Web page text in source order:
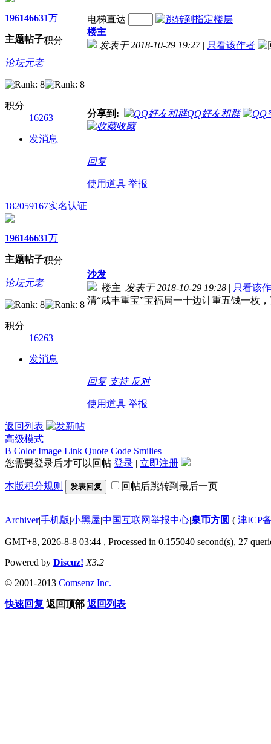
1961
主题
4663
帖子
1万
积分
论坛元老
积分
16263
发消息
电梯直达
楼主
发表于 2018-10-29 19:27 | 只看该作者
分享到:
QQ好友和群
收藏
回复
使用道具 举报
182059167实名认证
1961
主题
4663
帖子
1万
积分
论坛元老
积分
16263
发消息
沙发
楼主| 发表于 2018-10-29 19:28 | 只看该
清“咸丰重宝”宝福局一十边计重五钱一枚
回复 支持 反对
使用道具 举报
返回列表
高级模式
B Color Image Link Quote Code Smilies
您需要登录后才可以回帖 登录 | 立即注册
本版积分规则 发表回复 回帖后跳转到最后一页
Archiver|手机版|小黑屋|中国互联网举报中心|泉币方圆 ( 津ICP
GMT+8, 2026-8-8 03:44 , Processed in 0.155040 second(s), 27
Powered by Discuz! X3.2
© 2001-2013 Comsenz Inc.
快速回复 返回顶部 返回列表